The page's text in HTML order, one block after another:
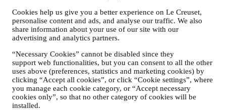
Cookies help us give you a better experience on Le Creuset,
personalise content and ads, and analyse our traffic. We also
share information about your use of our site with our
advertising and analytics partners.
“Necessary Cookies” cannot be disabled since they
support web functionalities, but you can consent to all the other
uses above (preferences, statistics and marketing cookies) by
clicking “Accept all cookies”, or click “Cookie settings”, where
you manage each cookie category, or “Accept necessary
cookies only”, so that no other category of cookies will be
installed.
kontraktsforholdet med deg inkludert regnskapsføring,
regningsutskriving og revisjon, verifisering av betalingskort,
bedrageri-screening, trygghet, sikkerhet, systemtesting,
vedlikehold, og statistisk analyse, osv. Av og til kan vi ha
grunner. For eksempel, for å sende deg bekreftelse på ditt
kjøp. Vi vil også bruke dine data til å svare på dine
forespørsler som sendes gjennom våre nettstedsskjemaer eller
andre kanaler. Denne behandlingsaktiviteten er basert på den
kontraktsmessige utførelse av våre e-handelstjenester.
FOR Å INFORMERE DEG OM NYHETER ELLER